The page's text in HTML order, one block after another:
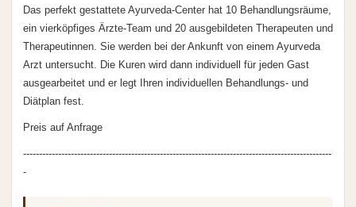
Das perfekt gestattete Ayurveda-Center hat 10 Behandlungsräume,
ein vierköpfiges Ärzte-Team und 20 ausgebildeten Therapeuten und
Therapeutinnen. Sie werden bei der Ankunft von einem Ayurveda
Arzt untersucht. Die Kuren wird dann individuell für jeden Gast
ausgearbeitet und er legt Ihren individuellen Behandlungs- und
Diätplan fest.
Preis auf Anfrage
-------------------------------------------------------------------------------------------------
-